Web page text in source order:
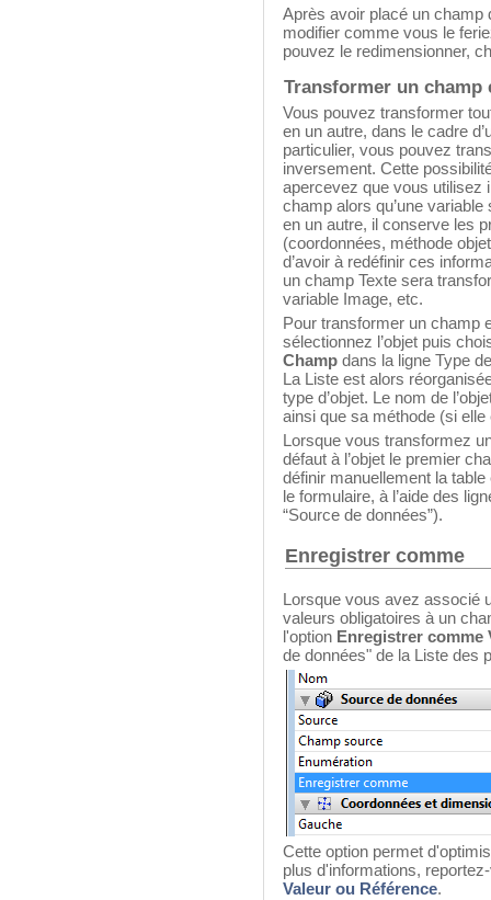
Après avoir placé un champ
modifier comme vous le
pouvez le redimensionner,
Transformer un champ
Vous pouvez transformer
en un autre, dans le cadre
particulier, vous pouvez
inversement. Cette
apercevez que vous utilisez
champ alors qu’une
en un autre, il conserve les
(coordonnées, méthode
d’avoir à redéfinir ces
un champ Texte sera
variable Image, etc.
Pour transformer un champ
sélectionnez l’objet puis
Champ dans la ligne Type
La Liste est alors
type d’objet. Le nom de
ainsi que sa méthode (si
Lorsque vous transformez
défaut à l’objet le premier
définir manuellement la
le formulaire, à l’aide des
“Source de données”).
Enregistrer comme
Lorsque vous avez associé
valeurs obligatoires à un
l'option Enregistrer comme
de données" de la Liste des
Cette option permet
plus d'informations,
Valeur ou Référence.